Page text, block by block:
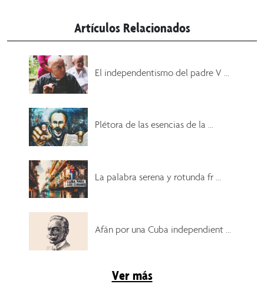
Artículos Relacionados
El independentismo del padre V ...
Plétora de las esencias de la ...
La palabra serena y rotunda fr ...
Afán por una Cuba independient ...
Ver más